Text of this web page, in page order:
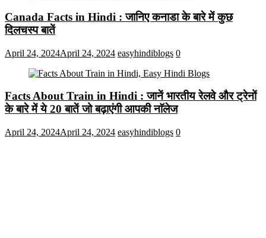
Canada Facts in Hindi : जानिए कनाडा के बारे में कुछ
दिलचस्प बातें
April 24, 2024April 24, 2024 easyhindiblogs 0
Facts About Train in Hindi : जानें भारतीय रेलवे और ट्रेनों
के बारे में ये 20 बातें जो बढ़ाएंगी आपकी नाॅलेज
April 24, 2024April 24, 2024 easyhindiblogs 0